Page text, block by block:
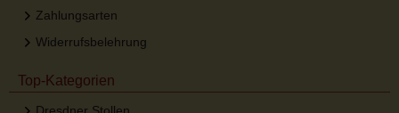
Zahlungsarten
Widerrufsbelehrung
Top-Kategorien